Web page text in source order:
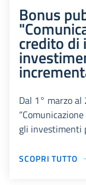
Bonus
credito di
Dal 1° marzo
gli investimenti
SCOPRI TUTTO